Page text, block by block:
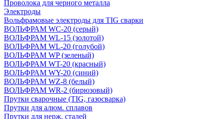
Проволока для черного металла
Электроды
Вольфрамовые электроды для TIG сварки
ВОЛЬФРАМ WC-20 (серый)
ВОЛЬФРАМ WL-15 (золотой)
ВОЛЬФРАМ WL-20 (голубой)
ВОЛЬФРАМ WP (зеленый)
ВОЛЬФРАМ WT-20 (красный)
ВОЛЬФРАМ WY-20 (синий)
ВОЛЬФРАМ WZ-8 (белый)
ВОЛЬФРАМ WR-2 (бирюзовый)
Прутки сварочные (TIG, газосварка)
Прутки для алюм. сплавов
Прутки для нерж. сталей